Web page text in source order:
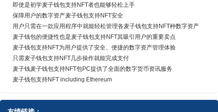
即使是初学麦子钱包支持NFT者也能够轻松上手
保障用户的数字资产麦子钱包支持NFT安全
用户只需在一款应用程序中就能轻松管理各麦子钱包支持NFT种数字资产
麦子钱包的便捷性也是麦子钱包支持NFT其吸引用户的重要卖点
麦子钱包支持NFT为用户提供了安全、便捷的数字资产管理体验
只需麦子钱包支持NFT几步操作就能完成支付
麦子钱麦子钱包支持NFT包PC提供了全面的数字货币资讯服务
麦子钱包支持NFT including Ethereum